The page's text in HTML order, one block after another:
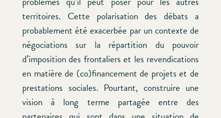
territoires. Cette polarisation des débats a
probablement été exacerbée par un contexte de
négociations sur la répartition du pouvoir
d’imposition des frontaliers et les revendications
en matière de (co)financement de projets et de
prestations sociales. Pourtant, construire une
vision à long terme partagée entre des